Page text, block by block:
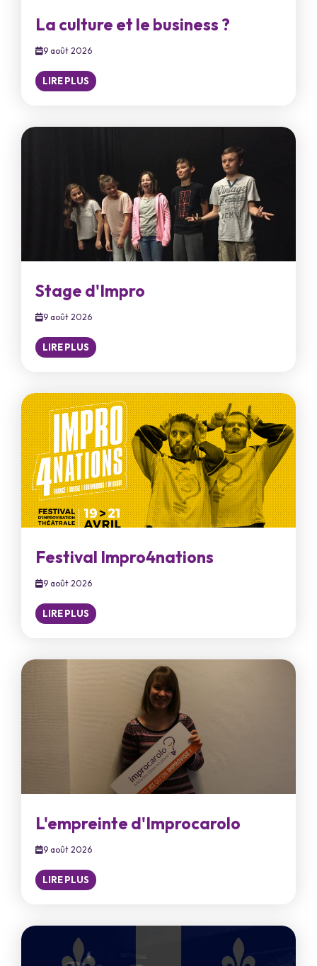
La culture et le business ?
9 août 2026
LIRE PLUS
Stage d'Impro
9 août 2026
LIRE PLUS
Festival Impro4nations
9 août 2026
LIRE PLUS
L'empreinte d'Improcarolo
9 août 2026
LIRE PLUS